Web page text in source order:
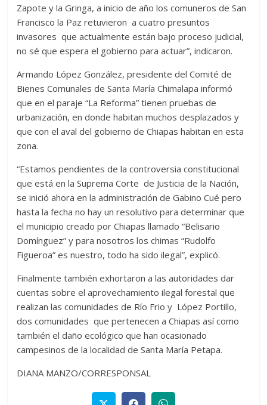
Zapote y la Gringa, a inicio de año los comuneros de San
Francisco la Paz retuvieron a cuatro presuntos
invasores que actualmente están bajo proceso judicial,
no sé que espera el gobierno para actuar”, indicaron.
Armando López González, presidente del Comité de
Bienes Comunales de Santa María Chimalapa informó
que en el paraje “La Reforma” tienen pruebas de
urbanización, en donde habitan muchos desplazados y
que con el aval del gobierno de Chiapas habitan en esta
zona.
“Estamos pendientes de la controversia constitucional
que está en la Suprema Corte de Justicia de la Nación,
se inició ahora en la administración de Gabino Cué pero
hasta la fecha no hay un resolutivo para determinar que
el municipio creado por Chiapas llamado “Belisario
Domínguez” y para nosotros los chimas “Rudolfo
Figueroa” es nuestro, todo ha sido ilegal”, explicó.
Finalmente también exhortaron a las autoridades dar
cuentas sobre el aprovechamiento ilegal forestal que
realizan las comunidades de Río Frio y López Portillo,
dos comunidades que pertenecen a Chiapas así como
también el daño ecológico que han ocasionado
campesinos de la localidad de Santa María Petapa.
DIANA MANZO/CORRESPONSAL